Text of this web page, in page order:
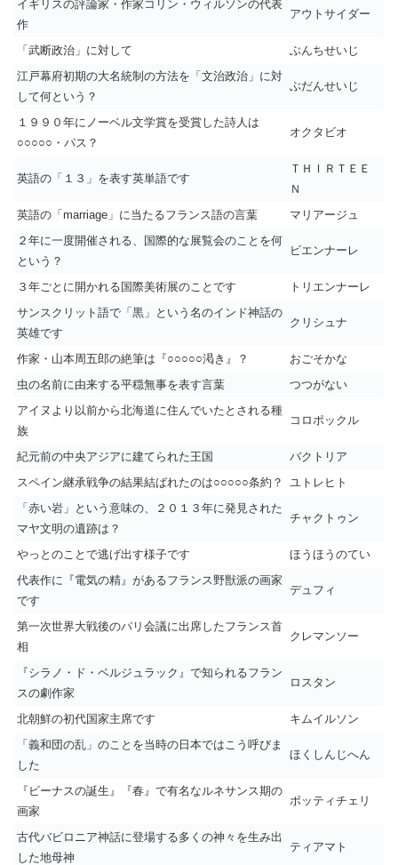
イギリスの評論家・作家コリン・ウィルソンの代表
作
アウトサイダー
「武断政治」に対して
ぶんちせいじ
江戸幕府初期の大名統制の方法を「文治政治」に対
して何という？
ぶだんせいじ
１９９０年にノーベル文学賞を受賞した詩人は
○○○○○・パス？
オクタビオ
英語の「１３」を表す英単語です
ＴＨＩＲＴＥＥ
Ｎ
英語の「marriage」に当たるフランス語の言葉
マリアージュ
２年に一度開催される、国際的な展覧会のことを何
という？
ビエンナーレ
３年ごとに開かれる国際美術展のことです
トリエンナーレ
サンスクリット語で「黒」という名のインド神話の
英雄です
クリシュナ
作家・山本周五郎の絶筆は『○○○○○渇き』？
おごそかな
虫の名前に由来する平穏無事を表す言葉
つつがない
アイヌより以前から北海道に住んでいたとされる種
族
コロポックル
紀元前の中央アジアに建てられた王国
バクトリア
スペイン継承戦争の結果結ばれたのは○○○○○条約？
ユトレヒト
「赤い岩」という意味の、２０１３年に発見された
マヤ文明の遺跡は？
チャクトゥン
やっとのことで逃げ出す様子です
ほうほうのてい
代表作に『電気の精』があるフランス野獣派の画家
です
デュフィ
第一次世界大戦後のパリ会議に出席したフランス首
相
クレマンソー
『シラノ・ド・ベルジュラック』で知られるフラン
スの劇作家
ロスタン
北朝鮮の初代国家主席です
キムイルソン
「義和団の乱」のことを当時の日本ではこう呼びま
した
ほくしんじへん
『ビーナスの誕生』『春』で有名なルネサンス期の
画家
ボッティチェリ
古代バビロニア神話に登場する多くの神々を生み出
した地母神
ティアマト